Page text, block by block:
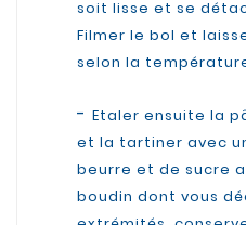
soit lisse et se
Filmer le bol et
selon la
- Etaler ensuite la
et la tartiner avec
beurre et de sucre
boudin dont vous